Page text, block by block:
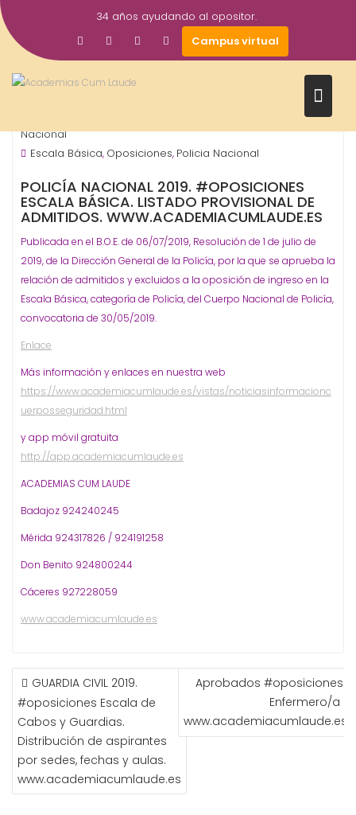
Saltar
al
contenido
34 años ayudando al opositor.
Campus virtual
Jul
2019
academiacumlaudeoposiciones
Policía
Nacional
Escala Básica, Oposiciones, Policia Nacional
POLICÍA NACIONAL 2019. #OPOSICIONES
ESCALA BÁSICA. LISTADO PROVISIONAL DE
ADMITIDOS. WWW.ACADEMIACUMLAUDE.ES
Publicada en el B.O.E. de 06/07/2019, Resolución de 1 de julio de
2019, de la Dirección General de la Policía, por la que se aprueba la
relación de admitidos y excluidos a la oposición de ingreso en la
Escala Básica, categoría de Policía, del Cuerpo Nacional de Policía,
convocatoria de 30/05/2019.
Enlace
Más información y enlaces en nuestra web
https://www.academiacumlaude.es/vistas/noticiasinformacionc
uerposseguridad.html
y app móvil gratuita
http://app.academiacumlaude.es
ACADEMIAS CUM LAUDE
Badajoz 924240245
Mérida 924317826 / 924191258
Don Benito 924800244
Cáceres 927228059
www.academiacumlaude.es
NAVEGACIÓN
DE
ENTRADAS
GUARDIA CIVIL 2019.
#oposiciones Escala de
Cabos y Guardias.
Distribución de aspirantes
por sedes, fechas y aulas.
www.academiacumlaude.es
Aprobados #oposiciones
Enfermero/a
www.academiacumlaude.es